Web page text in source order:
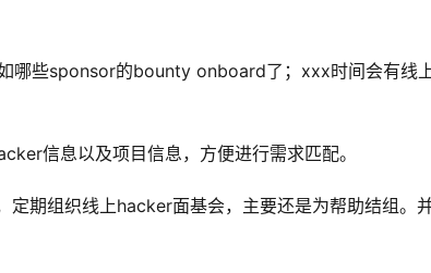
哪些sponsor的bounty onboard了；xxx时间会有线
信息以及项目信息，方便进行需求匹配。
期组织线上hacker面基会，主要还是为帮助结组。